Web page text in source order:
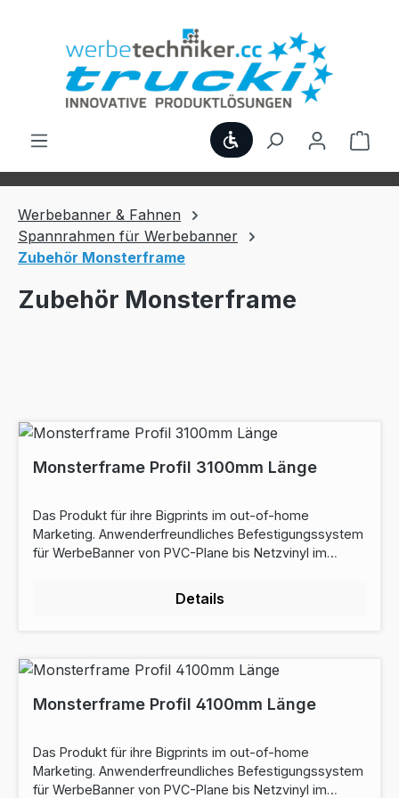
Werkzeugleiste
Werbebanner & Fahnen
Spannrahmen für Werbebanner
Zubehör Monsterframe
Zubehör Monsterframe
Monsterframe Profil 3100mm Länge
Das Produkt für ihre Bigprints im out-of-home
Marketing. Anwenderfreundliches Befestigungssystem
für WerbeBanner von PVC-Plane bis Netzvinyl im
langlebig, hochwertig und wiederverwendbar. Das
Banner kann von einer Person, ohne Demontage des
eloxierte Aluminiuprofile Ø50mm, Montagefertig
Durchmesser: Ø 50mm
Details
Monsterframe Profil 4100mm Länge
Das Produkt für ihre Bigprints im out-of-home
Marketing. Anwenderfreundliches Befestigungssystem
für WerbeBanner von PVC-Plane bis Netzvinyl im